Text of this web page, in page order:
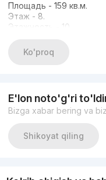
Площадь - 159 кв.м.
Этаж - 8.
Этажность - 10
Хороший ремонт.
Кадастра нет.
Ko'proq
E'lon noto'g'ri
Bizga xabar bering va
Shikoyat qiling